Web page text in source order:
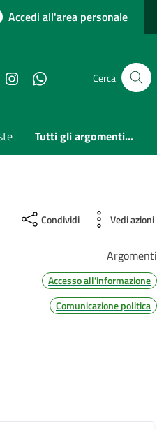
Accedi all'area personale
FacebookInstagramwhatsappCerca
Tutti gli argomenti...
Condividi Vedi azioni
Argomenti
Accesso all'informazione
Comunicazione politica